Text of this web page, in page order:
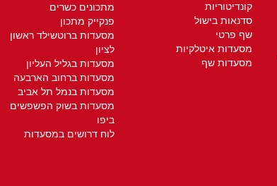
קונדיטוריות
סדנאות בישול
שף פרטי
מסעדות איטלקיות
מסעדות שף
מתכונים כשרים
פנקייק מתכון
מסעדות ברוטשילד ראשון
לציון
מסעדות בגליל העליון
מסעדות ברחוב הארבעה
מסעדות בנמל תל אביב
מסעדות בשוק הפשפשים
ביפו
לוח דרושים במסעדות